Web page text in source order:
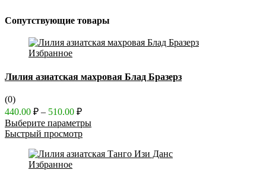
Сопутствующие товары
Избранное
Лилия азиатская махровая Блад Бразерз
(0)
440.00 ₽ – 510.00 ₽Диапазон
цен:
440.00 ₽
510.00 ₽
Выберите параметры
Быстрый просмотр
Избранное